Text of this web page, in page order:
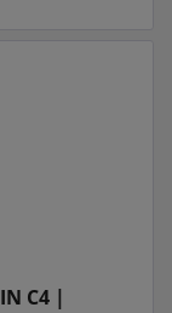
C4 |